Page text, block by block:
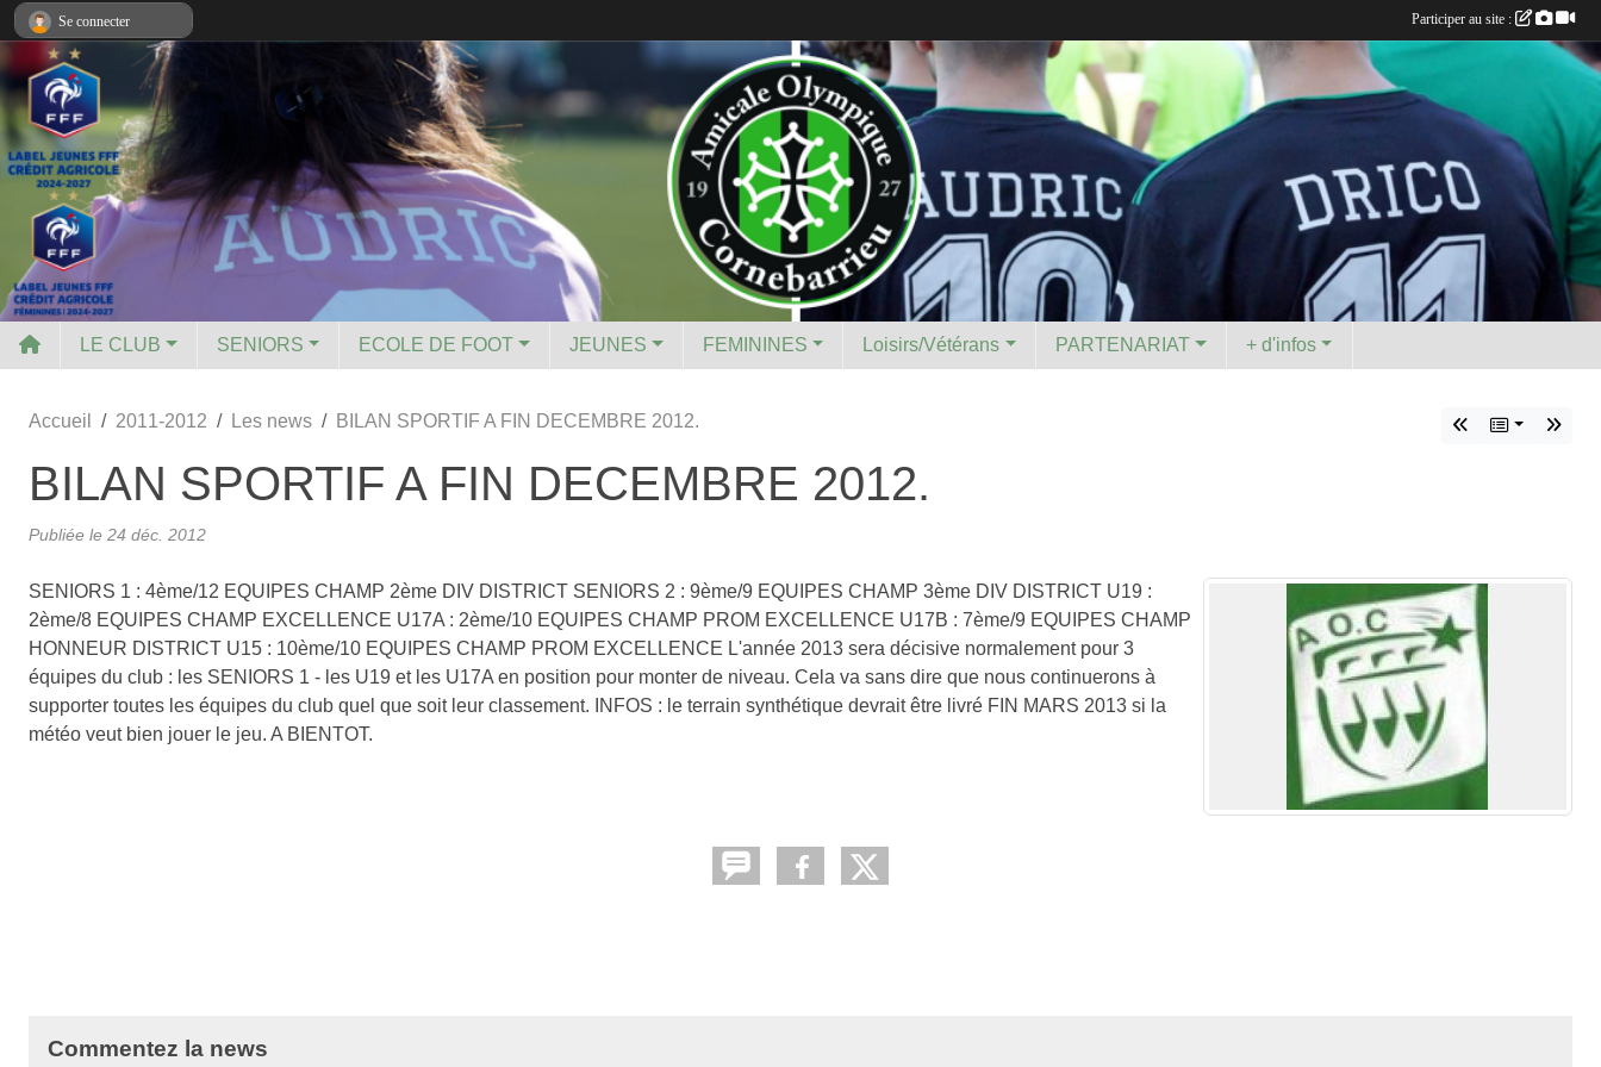
LE CLUB SENIORS ECOLE DE FOOT JEUNES FEMININES Loisirs/Vétérans PARTENARIAT + d'infos
Accueil 2011-2012 Les news BILAN SPORTIF A FIN DECEMBRE 2012.
BILAN SPORTIF A FIN DECEMBRE 2012.
Publiée le 24 déc. 2012
SENIORS 1 : 4ème/12 EQUIPES CHAMP 2ème DIV DISTRICT SENIORS 2 : 9ème/9 EQUIPES CHAMP 3ème DIV DISTRICT U19 :
2ème/8 EQUIPES CHAMP EXCELLENCE U17A : 2ème/10 EQUIPES CHAMP PROM EXCELLENCE U17B : 7ème/9 EQUIPES CHAMP
HONNEUR DISTRICT U15 : 10ème/10 EQUIPES CHAMP PROM EXCELLENCE L'année 2013 sera décisive normalement pour 3
équipes du club : les SENIORS 1 - les U19 et les U17A en position pour monter de niveau. Cela va sans dire que nous continuerons à
supporter toutes les équipes du club quel que soit leur classement. INFOS : le terrain synthétique devrait être livré FIN MARS 2013 si la
météo veut bien jouer le jeu. A BIENTOT.
Commentez la news
Se connecter Participer au site :
Panneau de gestion des cookies